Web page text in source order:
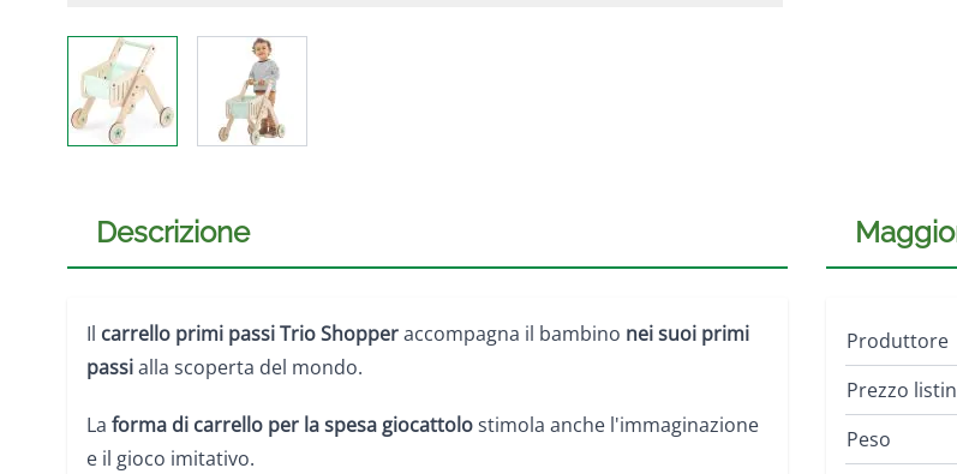
View larger imageView larger image
Descrizione
Il carrello primi passi Trio Shopperaccompagna il bambino nei suoi primi
passialla scoperta del mondo.
La forma di carrello per la spesa giocattolostimola anche l'immaginazione
e il gioco imitativo.
Produttore
Prezzo
Peso